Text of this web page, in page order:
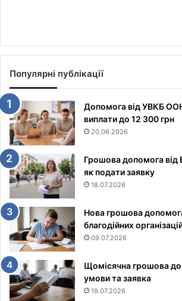
Популярні публікації
Допомога від УВКБ
виплати до 12 300 грн
20.06.2026
Грошова допомога від
як подати заявку
18.07.2026
Нова грошова
благодійних
09.07.2026
Щомісячна грошова
умови та заявка
19.07.2026